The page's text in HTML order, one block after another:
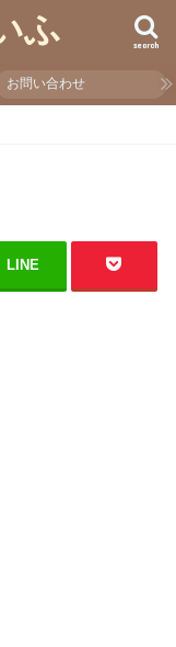
ふ search
お問い合わせ
LINE